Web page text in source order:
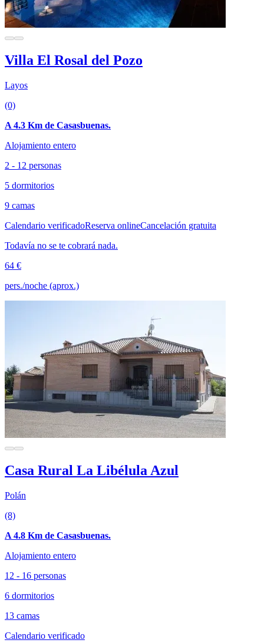
Villa El Rosal del Pozo
Layos
(0)
A 4.3 Km de Casasbuenas.
Alojamiento entero
2 - 12 personas
5 dormitorios
9 camas
Calendario verificadoReserva onlineCancelación gratuita
Todavía no se te cobrará nada.
64 €
pers./noche (aprox.)
Casa Rural La Libélula Azul
Polán
(8)
A 4.8 Km de Casasbuenas.
Alojamiento entero
12 - 16 personas
6 dormitorios
13 camas
Calendario verificado